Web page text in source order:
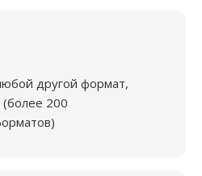
другой формат,
200